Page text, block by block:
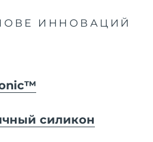
ИННОВАЦИЙ
силикон
Ожидаемая дата доставки